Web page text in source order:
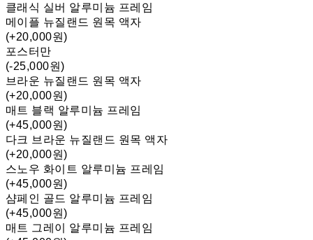
클래식 실버 알루미늄 프레임
메이플 뉴질랜드 원목 액자
(+20,000원)
포스터만
(-25,000원)
브라운 뉴질랜드 원목 액자
(+20,000원)
매트 블랙 알루미늄 프레임
(+45,000원)
다크 브라운 뉴질랜드 원목 액자
(+20,000원)
스노우 화이트 알루미늄 프레임
(+45,000원)
샴페인 골드 알루미늄 프레임
(+45,000원)
매트 그레이 알루미늄 프레임